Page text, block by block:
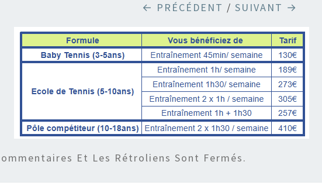
← PRÉCÉDENT / SUIVANT →
Et Les Rétroliens Sont Fermés.